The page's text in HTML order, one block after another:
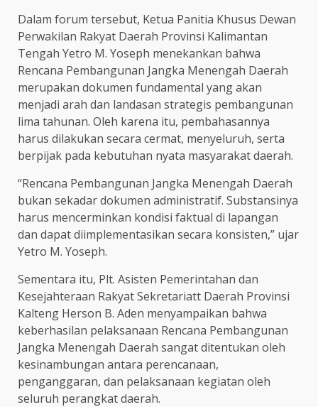
Dalam forum tersebut, Ketua Panitia Khusus Dewan
Perwakilan Rakyat Daerah Provinsi Kalimantan
Tengah Yetro M. Yoseph menekankan bahwa
Rencana Pembangunan Jangka Menengah Daerah
merupakan dokumen fundamental yang akan
menjadi arah dan landasan strategis pembangunan
lima tahunan. Oleh karena itu, pembahasannya
harus dilakukan secara cermat, menyeluruh, serta
berpijak pada kebutuhan nyata masyarakat daerah.
“Rencana Pembangunan Jangka Menengah Daerah
bukan sekadar dokumen administratif. Substansinya
harus mencerminkan kondisi faktual di lapangan
dan dapat diimplementasikan secara konsisten,” ujar
Yetro M. Yoseph.
Sementara itu, Plt. Asisten Pemerintahan dan
Kesejahteraan Rakyat Sekretariatt Daerah Provinsi
Kalteng Herson B. Aden menyampaikan bahwa
keberhasilan pelaksanaan Rencana Pembangunan
Jangka Menengah Daerah sangat ditentukan oleh
kesinambungan antara perencanaan,
penganggaran, dan pelaksanaan kegiatan oleh
seluruh perangkat daerah.